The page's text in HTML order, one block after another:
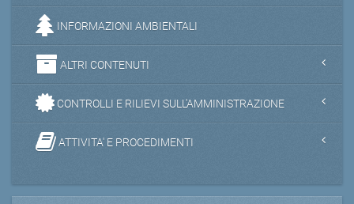
INFORMAZIONI AMBIENTALI
ALTRI CONTENUTI
CONTROLLI E RILIEVI SULL'AMMINISTRAZIONE
ATTIVITA' E PROCEDIMENTI